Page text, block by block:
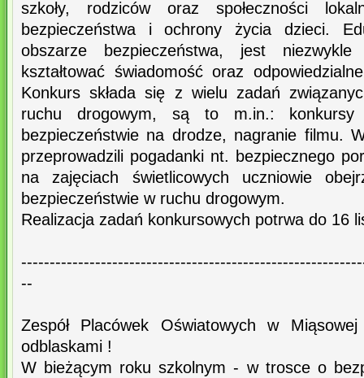
szkoły, rodziców oraz społeczności
bezpieczeństwa i ochrony życia dzieci.
obszarze bezpieczeństwa, jest
kształtować świadomość oraz
Konkurs składa się z wielu zadań
ruchu drogowym, są to m.in.: konkursy
bezpieczeństwie na drodze, nagranie filmu.
przeprowadzili pogadanki nt. bezpiecznego
na zajęciach świetlicowych uczniowie
bezpieczeństwie w ruchu drogowym.
Realizacja zadań konkursowych potrwa do 16
--
Zespół Placówek Oświatowych w
odblaskami !
W bieżącym roku szkolnym - w trosce o